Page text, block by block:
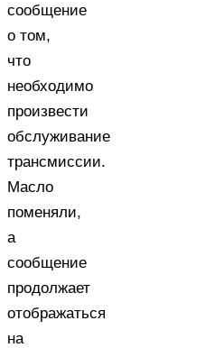
сообщение
о том,
что
необходимо
произвести
обслуживание
трансмиссии.
Масло
поменяли,
а
сообщение
продолжает
отображаться
на